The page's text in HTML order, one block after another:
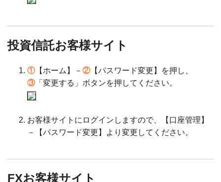
投資信託お客様サイト
①【ホーム】－ ②【パスワード変更】を押し、
③「変更する」ボタンを押してください。
お客様サイトにログインしますので、【口座管理】
－【パスワード変更】より変更してください。
FXお客様サイト